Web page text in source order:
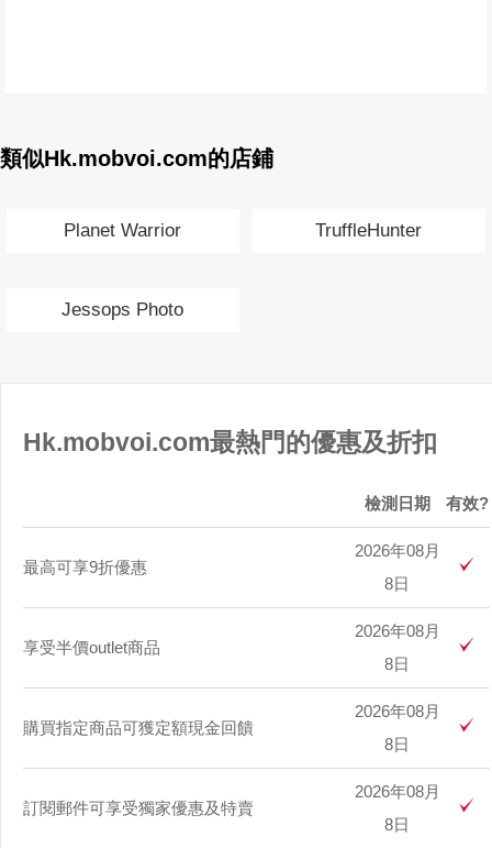
類似Hk.mobvoi.com的店鋪
Planet Warrior TruffleHunter
Jessops Photo
Hk.mobvoi.com最熱門的優惠及折扣
檢測日期 有效?
最高可享9折優惠
2026年08月
8日
享受半價outlet商品
2026年08月
8日
購買指定商品可獲定額現金回饋
2026年08月
8日
訂閱郵件可享受獨家優惠及特賣
2026年08月
8日